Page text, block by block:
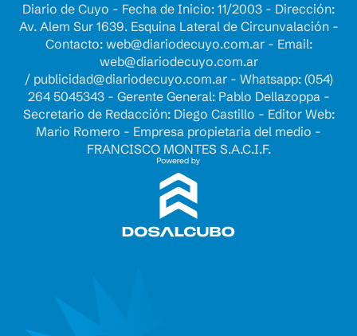
Diario de Cuyo - Fecha de Inicio: 11/2003 - Dirección:
Av. Alem Sur 1639. Esquina Lateral de Circunvalación -
Contacto: web@diariodecuyo.com.ar- Email:
web@diariodecuyo.com.ar
/ publicidad@diariodecuyo.com.ar- Whatsapp: (054)
264 5045343 - Gerente General: Pablo Dellazoppa -
Secretario de Redacción: Diego Castillo - Editor Web:
Mario Romero - Empresa propietaria del medio -
FRANCISCO MONTES S.A.C.I.F.